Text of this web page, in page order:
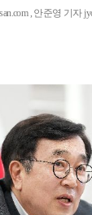
, 안준영 기자